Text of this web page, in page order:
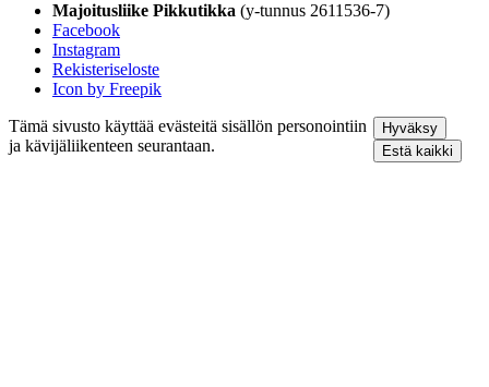
Majoitusliike Pikkutikka (y-tunnus 2611536-7)
Facebook
Instagram
Rekisteriseloste
Icon by Freepik
Tämä sivusto käyttää evästeitä sisällön personointiin
ja kävijäliikenteen seurantaan.
Hyväksy
Estä kaikki